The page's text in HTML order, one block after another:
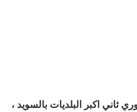
ثاني اكبر البلديات بالسويد ،